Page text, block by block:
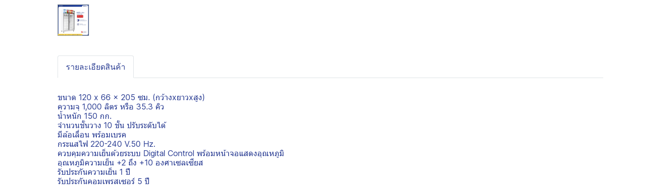
รายละเอียดสินค้า
ขนาด 120 x 66 x 205 ซม. (กว้างxยาวxสูง)
ความจุ 1,000 ลิตร หรือ 35.3 คิว
น้ำหนัก 150 กก.
จำนวนชั้นวาง 10 ชั้น ปรับระดับได้
มีล้อเลื่อน พร้อมเบรค
กระแสไฟ 220-240 V.50 Hz.
ควบคุมความเย็นด้วยระบบ Digital Control พร้อมหน้าจอแสดงอุณหภูมิ
อุณหภูมิความเย็น +2 ถึง +10 องศาเซลเซียส
รับประกันความเย็น 1 ปี
รับประกันคอมเพรสเซอร์ 5 ปี